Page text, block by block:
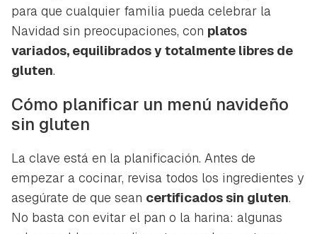
para que cualquier familia pueda celebrar la
Navidad sin preocupaciones, con platos
variados, equilibrados y totalmente libres de
gluten.
Cómo planificar un menú navideño
sin gluten
La clave está en la planificación. Antes de
empezar a cocinar, revisa todos los ingredientes y
asegúrate de que sean certificados sin gluten.
No basta con evitar el pan o la harina: algunas